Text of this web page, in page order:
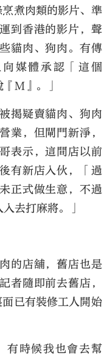
煮肉類的影片、準
到香港的影片，聲
貓肉、狗肉。有傳
媒體承認「這個
M』。」
揭疑賣貓肉、狗肉
業，但閘門新淨，
表示，這間店以前
有新店入伙，「過
正式做生意，不過
去打麻將。」
的店舖，舊店也是
者隨即前去舊店，
已有裝修工人開始
有時候我也會去幫